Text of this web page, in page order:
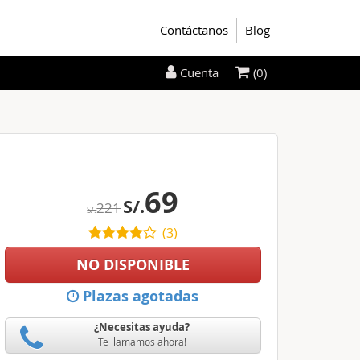
Contáctanos Blog
S/.221S/.69
(3)
NO DISPONIBLE
Plazas agotadas
¿Necesitas ayuda?
Te llamamos ahora!
Cuenta (0)